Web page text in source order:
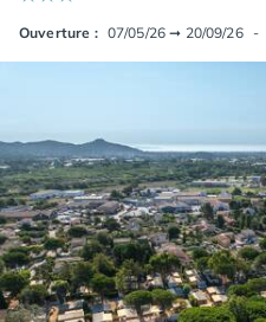
Camping Mulhouse
Camping Carsac-Aillac
Camping Les Eyzies-de-
Camping Sarlat
Camping Gironde
Camping Bordeaux
Camping Carcans
Camping Hourtin
Ouverture : 07/05/26 ➞ 20/09/26 -